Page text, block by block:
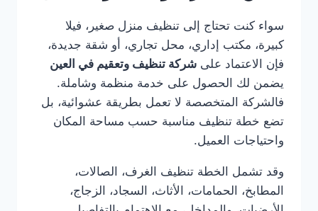
سواء كنت تحتاج إلى تنظيف منزل صغير، فيلا
كبيرة، مكتب إداري، محل تجاري، أو شقة جديدة،
فإن الاعتماد على شركة تنظيف وتعقيم في العين
يضمن لك الحصول على خدمة منظمة وشاملة.
فالشركة المتخصصة لا تعمل بطريقة عشوائية، بل
تضع خطة تنظيف مناسبة حسب مساحة المكان
واحتياجات العميل.
وقد تشمل الخطة تنظيف الغرف، الصالات،
المطابخ، الحمامات، الأثاث، السجاد، الزجاج،